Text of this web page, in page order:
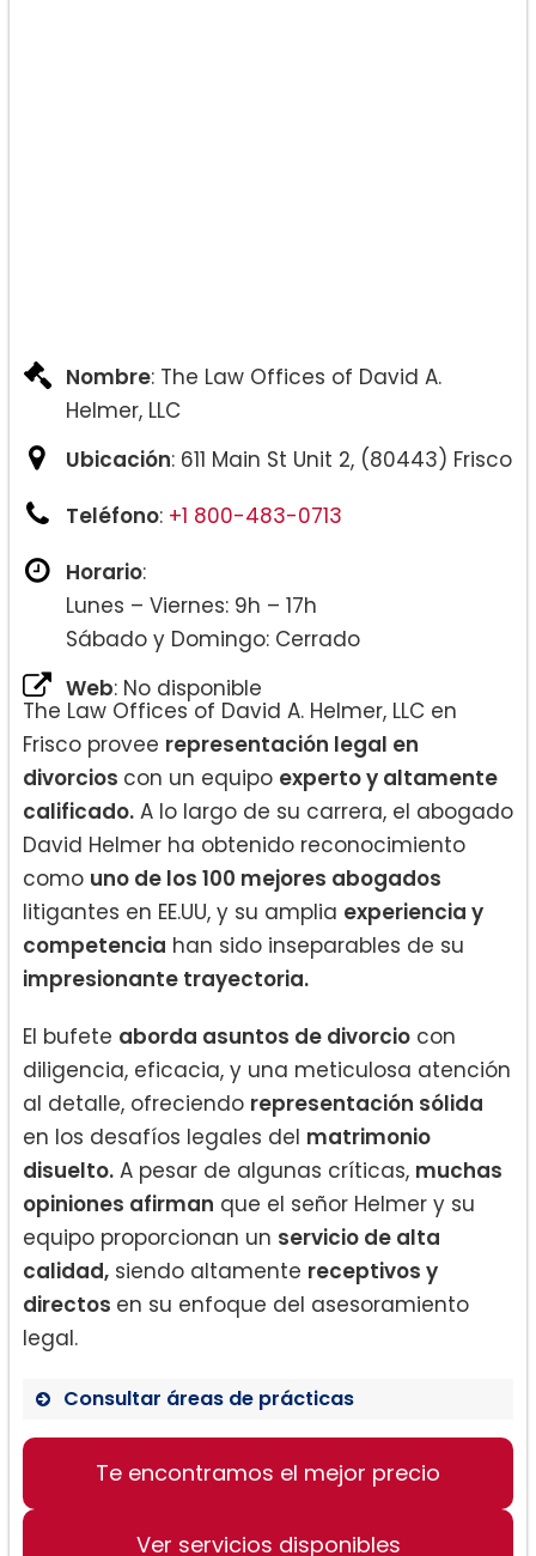
Nombre: The Law Offices of David A.
Helmer, LLC
Ubicación: 611 Main St Unit 2, (80443) Frisco
Teléfono: +1 800-483-0713
Horario:
Lunes – Viernes: 9h – 17h
Sábado y Domingo: Cerrado
Web: No disponible
The Law Offices of David A. Helmer, LLC en
Frisco provee representación legal en
divorcios con un equipo experto y altamente
calificado. A lo largo de su carrera, el abogado
David Helmer ha obtenido reconocimiento
como uno de los 100 mejores abogados
litigantes en EE.UU, y su amplia experiencia y
competencia han sido inseparables de su
impresionante trayectoria.
El bufete aborda asuntos de divorcio con
diligencia, eficacia, y una meticulosa atención
al detalle, ofreciendo representación sólida
en los desafíos legales del matrimonio
disuelto. A pesar de algunas críticas, muchas
opiniones afirman que el señor Helmer y su
equipo proporcionan un servicio de alta
calidad, siendo altamente receptivos y
directos en su enfoque del asesoramiento
legal.
Consultar áreas de prácticas
Derecho de divorcios
Asuntos de bienes raíces
Te encontramos el mejor precio
Ver servicios disponibles